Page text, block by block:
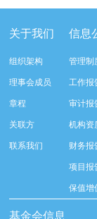
先生依次为新一任
新起点上，基金会
心，继续沿着余彭
步前行：一方面将
公益项目优势，把
索适配新时代公益
动更多社会爱心力
阔的角落，用实际
会、用之于社会"的
余彭年慈善基金会
带领下，以更饱满
家中。简朴的乡村
往日家中大大小小
老伴一人肩上。此
彻底失明，卧床的
暗，行动受限再加
人常常对往后的生
去年项目开展的右
眼重获视力，平日
幕，简单的日常起
少。聊天的时候季
幸：“本来走路就不
看不见，真的不敢
光明行动”在内蒙的
覆盖，加强术后随
仪式后余彭年慈善
了项目实施的一线
流程就诊环节。 探
开始对参与项目的
项目的患者进行了
松山区三道井子村
检查治疗。村里的
曾经被白内障困扰
发生了怎样的变化
来到涟源市渡头塘
爷爷正在自家菜地
见，另一只眼睛的
前，他看不清鱼塘
术后，眼睛亮堂多
现在，他能清楚地
杂草。尽管手部有
关于我们
组织架构
理事会成员
章程
关联方
联系我们
信息
管理制
工作报
审计报
机构资
财务报
项目报
保值增
基金会信息